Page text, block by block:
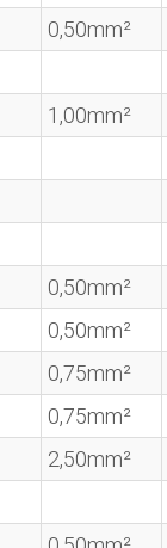
0,50mm²
1,00mm²
0,50mm²
0,50mm²
0,75mm²
0,75mm²
2,50mm²